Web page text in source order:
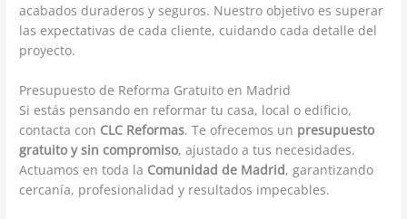
acabados duraderos y seguros. Nuestro objetivo es superar
las expectativas de cada cliente, cuidando cada detalle del
proyecto.
Presupuesto de Reforma Gratuito en Madrid
Si estás pensando en reformar tu casa, local o edificio,
contacta con CLC Reformas. Te ofrecemos un presupuesto
gratuito y sin compromiso, ajustado a tus necesidades.
Actuamos en toda la Comunidad de Madrid, garantizando
cercanía, profesionalidad y resultados impecables.